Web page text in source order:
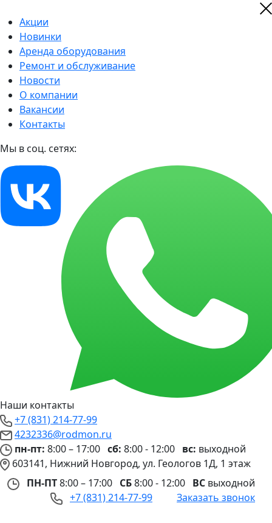
Акции
Новинки
Аренда оборудования
Ремонт и обслуживание
Новости
О компании
Вакансии
Контакты
Мы в соц. сетях:
Наши контакты
+7 (831) 214-77-99
4232336@rodmon.ru
пн-пт: 8:00 – 17:00 сб: 8:00 - 12:00 вс: выходной
603141, Нижний Новгород, ул. Геологов 1Д, 1 этаж
ПН-ПТ8:00 – 17:00 СБ8:00 - 12:00 ВС выходной
+7 (831) 214-77-99
Заказать звонок